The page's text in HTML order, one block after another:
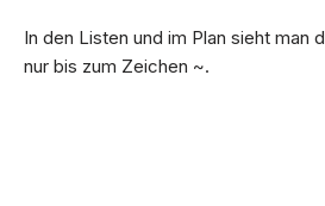
In den Listen und im Plan sieht man
nur bis zum Zeichen ~.